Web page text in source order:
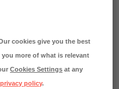
cookies give you the best
more of what is relevant
Cookies Settings at any
privacy policy.